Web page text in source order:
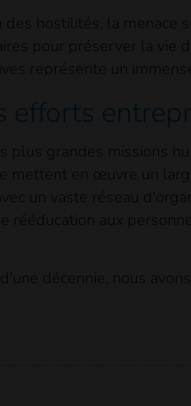
des hostilités, la
pour préserver la vie
représente un
efforts
plus grandes missions
mettent en œuvre un
un vaste réseau
rééducation aux
décennie, nous